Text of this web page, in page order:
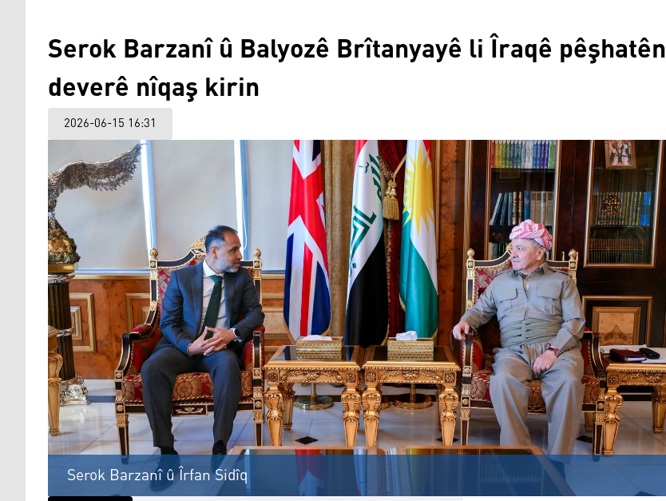
Serok Barzanî û Balyozê Brîtanyayê li Îraqê pêşhatên
deverê nîqaş kirin
2026-06-15 16:31
Serok Barzanî û Îrfan Sidîq